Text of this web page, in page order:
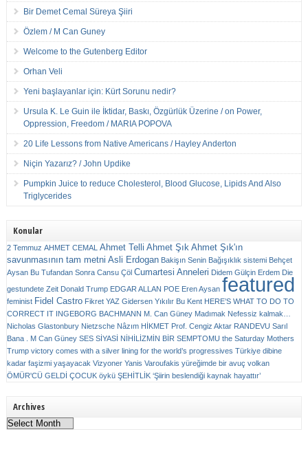
Bir Demet Cemal Süreya Şiiri
Özlem / M Can Guney
Welcome to the Gutenberg Editor
Orhan Veli
Yeni başlayanlar için: Kürt Sorunu nedir?
Ursula K. Le Guin ile İktidar, Baskı, Özgürlük Üzerine / on Power,
Oppression, Freedom / MARIA POPOVA
20 Life Lessons from Native Americans / Hayley Anderton
Niçin Yazarız? / John Updike
Pumpkin Juice to reduce Cholesterol, Blood Glucose, Lipids And Also
Triglycerides
Konular
2 Temmuz AHMET CEMAL Ahmet Telli Ahmet Şık Ahmet Şık'ın
savunmasının tam metni Asli Erdogan Bakişın Senin Bağışıklık sistemi Behçet
Aysan Bu Tufandan Sonra Cansu Çöl Cumartesi Anneleri Didem Gülçin Erdem Die
gestundete Zeit Donald Trump EDGAR ALLAN POE Eren Aysan featured
feminist Fidel Castro Fikret YAZ Gidersen Yıkılır Bu Kent HERE’S WHAT TO DO TO
CORRECT IT INGEBORG BACHMANN M. Can Güney Madımak Nefessiz kalmak…
Nicholas Glastonbury Nietzsche Nâzım HİKMET Prof. Cengiz Aktar RANDEVU Sarıl
Bana . M Can Güney SES SİYASİ NİHİLİZMİN BİR SEMPTOMU the Saturday Mothers
Trump victory comes with a silver lining for the world’s progressives Türkiye dibine
kadar faşizmi yaşayacak Vizyoner Yanis Varoufakis yüreğimde bir avuç volkan
ÖMÜR'CÜ GELDİ ÇOCUK öykü ŞEHİTLİK ‘Şiirin beslendiği kaynak hayattır’
Archives
Archives